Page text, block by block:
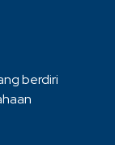
berdiri